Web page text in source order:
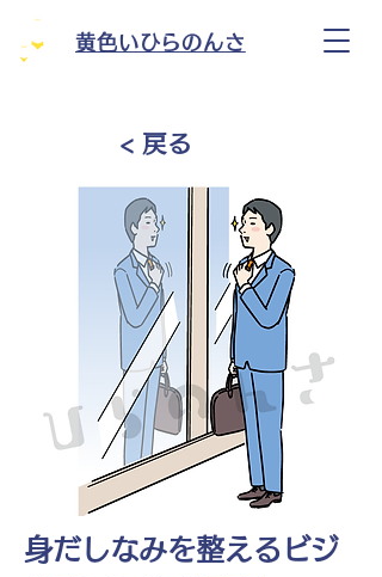
黄色いひらのんさ
< 戻る
身だしなみを整えるビジ